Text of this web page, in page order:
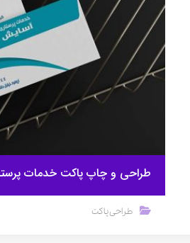
طراحی و چاپ پاکت خدمات
طراحی پاکت